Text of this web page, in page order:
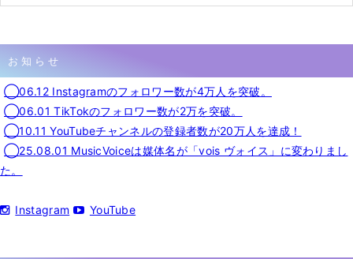
お知らせ
◯06.12 Instagramのフォロワー数が4万人を突破。
◯06.01 TikTokのフォロワー数が2万を突破。
◯10.11 YouTubeチャンネルの登録者数が20万人を達成！
◯25.08.01 MusicVoiceは媒体名が「vois ヴォイス」に変わりまし
た。
Instagram YouTube